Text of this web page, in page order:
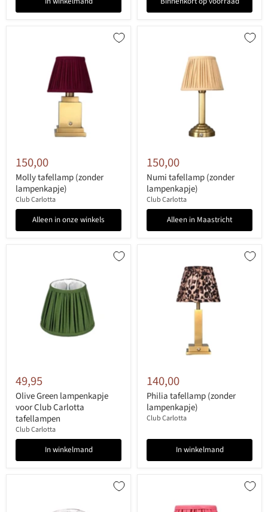
150,00
Molly tafellamp (zonder
lampenkapje)
Club Carlotta
Alleen in onze winkels
150,00
Numi tafellamp (zonder
lampenkapje)
Club Carlotta
Alleen in Maastricht
49,95
Olive Green lampenkapje
voor Club Carlotta
tafellampen
Club Carlotta
In winkelmand
140,00
Philia tafellamp (zonder
lampenkapje)
Club Carlotta
In winkelmand